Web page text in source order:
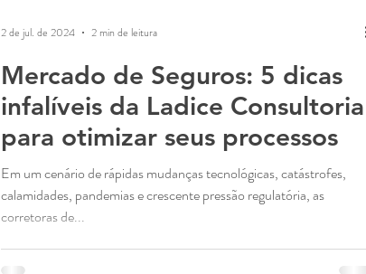
Mercado de Seguros: 5 dicas
infalíveis da Ladice Consultoria
para otimizar seus processos
Em um cenário de rápidas mudanças tecnológicas, catástrofes,
calamidades, pandemias e crescente pressão regulatória, as
corretoras de...
2 de jul. de 2024 2 min de leitura